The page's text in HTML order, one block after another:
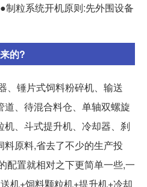
制粒系统开机原则:先外围设备
的?
、锤片式饲料粉碎机、输送
、待混合料仓、单轴双螺旋
、斗式提升机、冷却器、刹
料原料,省去了不少的生产投
配置就相对之下更简单一些,一
机+饲料颗粒机+提升机+冷却